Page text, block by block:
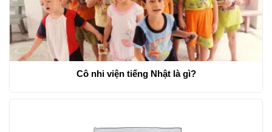
Cô nhi viện tiếng Nhật là gì?